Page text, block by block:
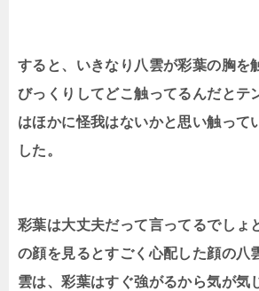
すると、いきなり八雲が彩葉の胸を
びっくりしてどこ触ってるんだとテ
はほかに怪我はないかと思い触って
した。
彩葉は大丈夫だって言ってるでしょ
の顔を見るとすごく心配した顔の八
雲は、彩葉はすぐ強がるから気が気